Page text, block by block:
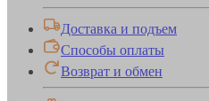
Доставка и подъем
Способы оплаты
Возврат и обмен